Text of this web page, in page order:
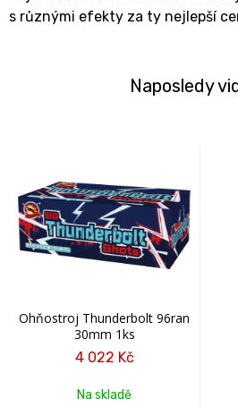
s různými efekty za ty nejlepší
Naposledy
Ohňostroj Thunderbolt 96ran
30mm 1ks
4 022 Kč
Na skladě